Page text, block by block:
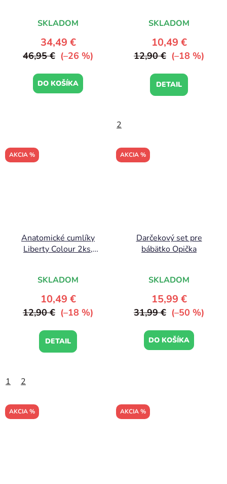
SKLADOM
34,49 €
46,95 € (–26 %)
DO KOŠÍKA
SKLADOM
10,49 €
12,90 € (–18 %)
DETAIL
2
AKCIA %
Anatomické cumlíky
Liberty Colour 2ks,
SKLADOM
10,49 €
12,90 € (–18 %)
DETAIL
1 2
AKCIA %
Darčekový set pre
bábätko Opička
SKLADOM
15,99 €
31,99 € (–50 %)
DO KOŠÍKA
AKCIA % AKCIA %